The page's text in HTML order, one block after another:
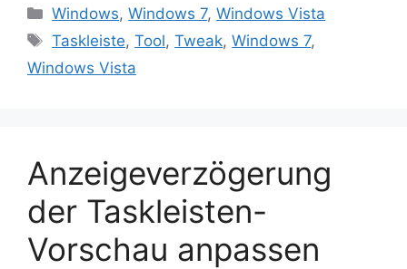
Kategorien
Windows,Windows 7,Windows Vista
Schlagwörter
Taskleiste,Tool,Tweak,Windows 7,
Windows Vista
Anzeigeverzögerung
der Taskleisten-
Vorschau anpassen